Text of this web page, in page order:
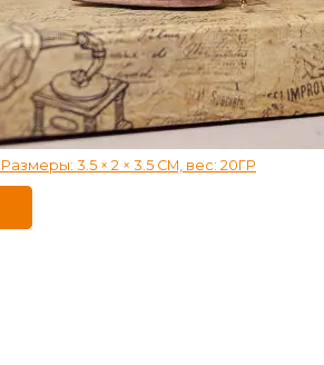
3.5 × 2 × 3.5 СМ, вес: 20ГР